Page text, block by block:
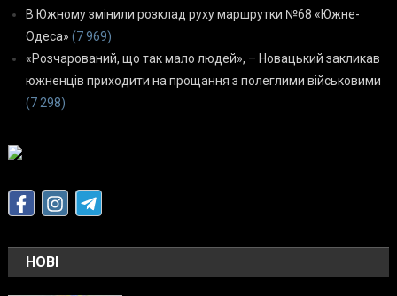
В Южному змінили розклад руху маршрутки №68 «Южне-
Одеса» (7 969)
«Розчарований, що так мало людей», – Новацький закликав
южненців приходити на прощання з полеглими військовими
(7 298)
НОВІ